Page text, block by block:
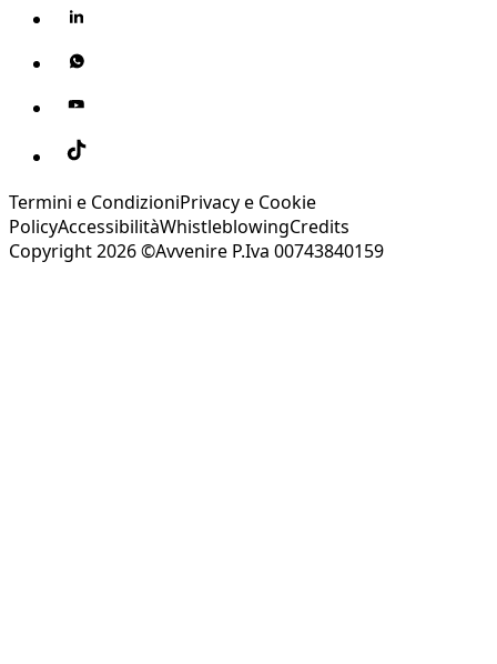
Termini e CondizioniPrivacy e Cookie
PolicyAccessibilitàWhistleblowingCredits
Copyright 2026 ©Avvenire P.Iva 00743840159